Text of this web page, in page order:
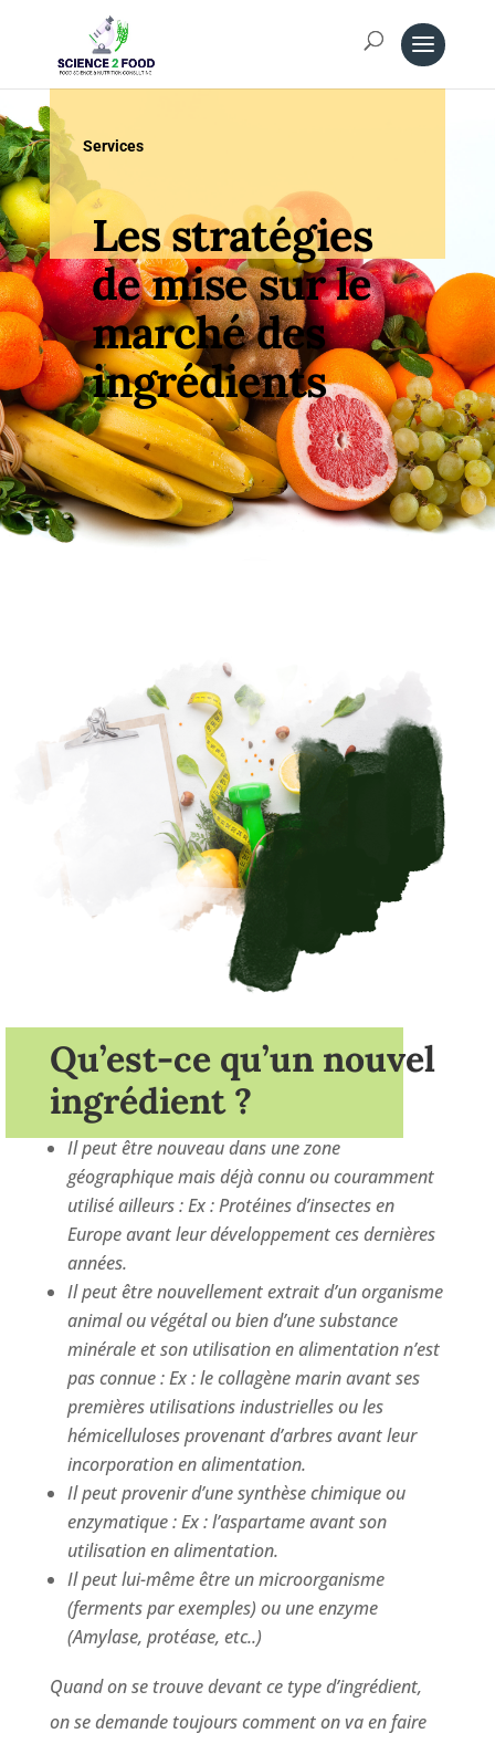
Services
Les stratégies
de mise sur le
marché des
ingrédients
Qu’est-ce qu’un nouvel
ingrédient ?
Il peut être nouveau dans une zone
géographique mais déjà connu ou couramment
utilisé ailleurs : Ex : Protéines d’insectes en
Europe avant leur développement ces dernières
années.
Il peut être nouvellement extrait d’un organisme
animal ou végétal ou bien d’une substance
minérale et son utilisation en alimentation n’est
pas connue : Ex : le collagène marin avant ses
premières utilisations industrielles ou les
hémicelluloses provenant d’arbres avant leur
incorporation en alimentation.
Il peut provenir d’une synthèse chimique ou
enzymatique : Ex : l’aspartame avant son
utilisation en alimentation.
Il peut lui-même être un microorganisme
(ferments par exemples) ou une enzyme
(Amylase, protéase, etc..)
Quand on se trouve devant ce type d’ingrédient,
on se demande toujours comment on va en faire